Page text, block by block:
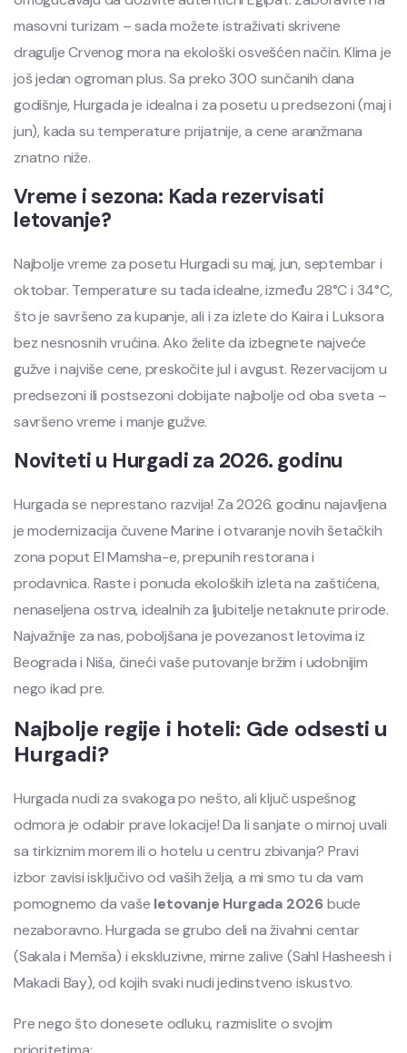
masovni turizam – sada možete istraživati skrivene
dragulje Crvenog mora na ekološki osvešćen način. Klima je
još jedan ogroman plus. Sa preko 300 sunčanih dana
godišnje, Hurgada je idealna i za posetu u predsezoni (maj i
jun), kada su temperature prijatnije, a cene aranžmana
znatno niže.
Vreme i sezona: Kada rezervisati
letovanje?
Najbolje vreme za posetu Hurgadi su maj, jun, septembar i
oktobar. Temperature su tada idealne, između 28°C i 34°C,
što je savršeno za kupanje, ali i za izlete do Kaira i Luksora
bez nesnosnih vrućina. Ako želite da izbegnete najveće
gužve i najviše cene, preskočite jul i avgust. Rezervacijom u
predsezoni ili postsezoni dobijate najbolje od oba sveta –
savršeno vreme i manje gužve.
Noviteti u Hurgadi za 2026. godinu
Hurgada se neprestano razvija! Za 2026. godinu najavljena
je modernizacija čuvene Marine i otvaranje novih šetačkih
zona poput El Mamsha-e, prepunih restorana i
prodavnica. Raste i ponuda ekoloških izleta na zaštićena,
nenaseljena ostrva, idealnih za ljubitelje netaknute prirode.
Najvažnije za nas, poboljšana je povezanost letovima iz
Beograda i Niša, čineći vaše putovanje bržim i udobnijim
nego ikad pre.
Najbolje regije i hoteli: Gde odsesti u
Hurgadi?
Hurgada nudi za svakoga po nešto, ali ključ uspešnog
odmora je odabir prave lokacije! Da li sanjate o mirnoj uvali
sa tirkiznim morem ili o hotelu u centru zbivanja? Pravi
izbor zavisi isključivo od vaših želja, a mi smo tu da vam
pomognemo da vaše letovanje Hurgada 2026 bude
nezaboravno. Hurgada se grubo deli na živahni centar
(Sakala i Memša) i ekskluzivne, mirne zalive (Sahl Hasheesh i
Makadi Bay), od kojih svaki nudi jedinstveno iskustvo.
Pre nego što donesete odluku, razmislite o svojim